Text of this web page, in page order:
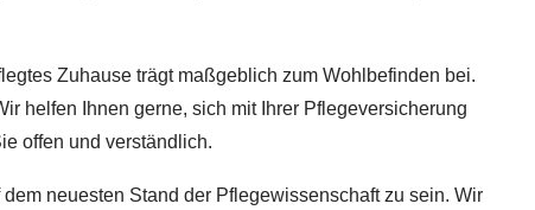
Zuhause trägt maßgeblich zum Wohlbefinden bei.
helfen Ihnen gerne, sich mit Ihrer Pflegeversicherung
offen und verständlich.
neuesten Stand der Pflegewissenschaft zu sein. Wir